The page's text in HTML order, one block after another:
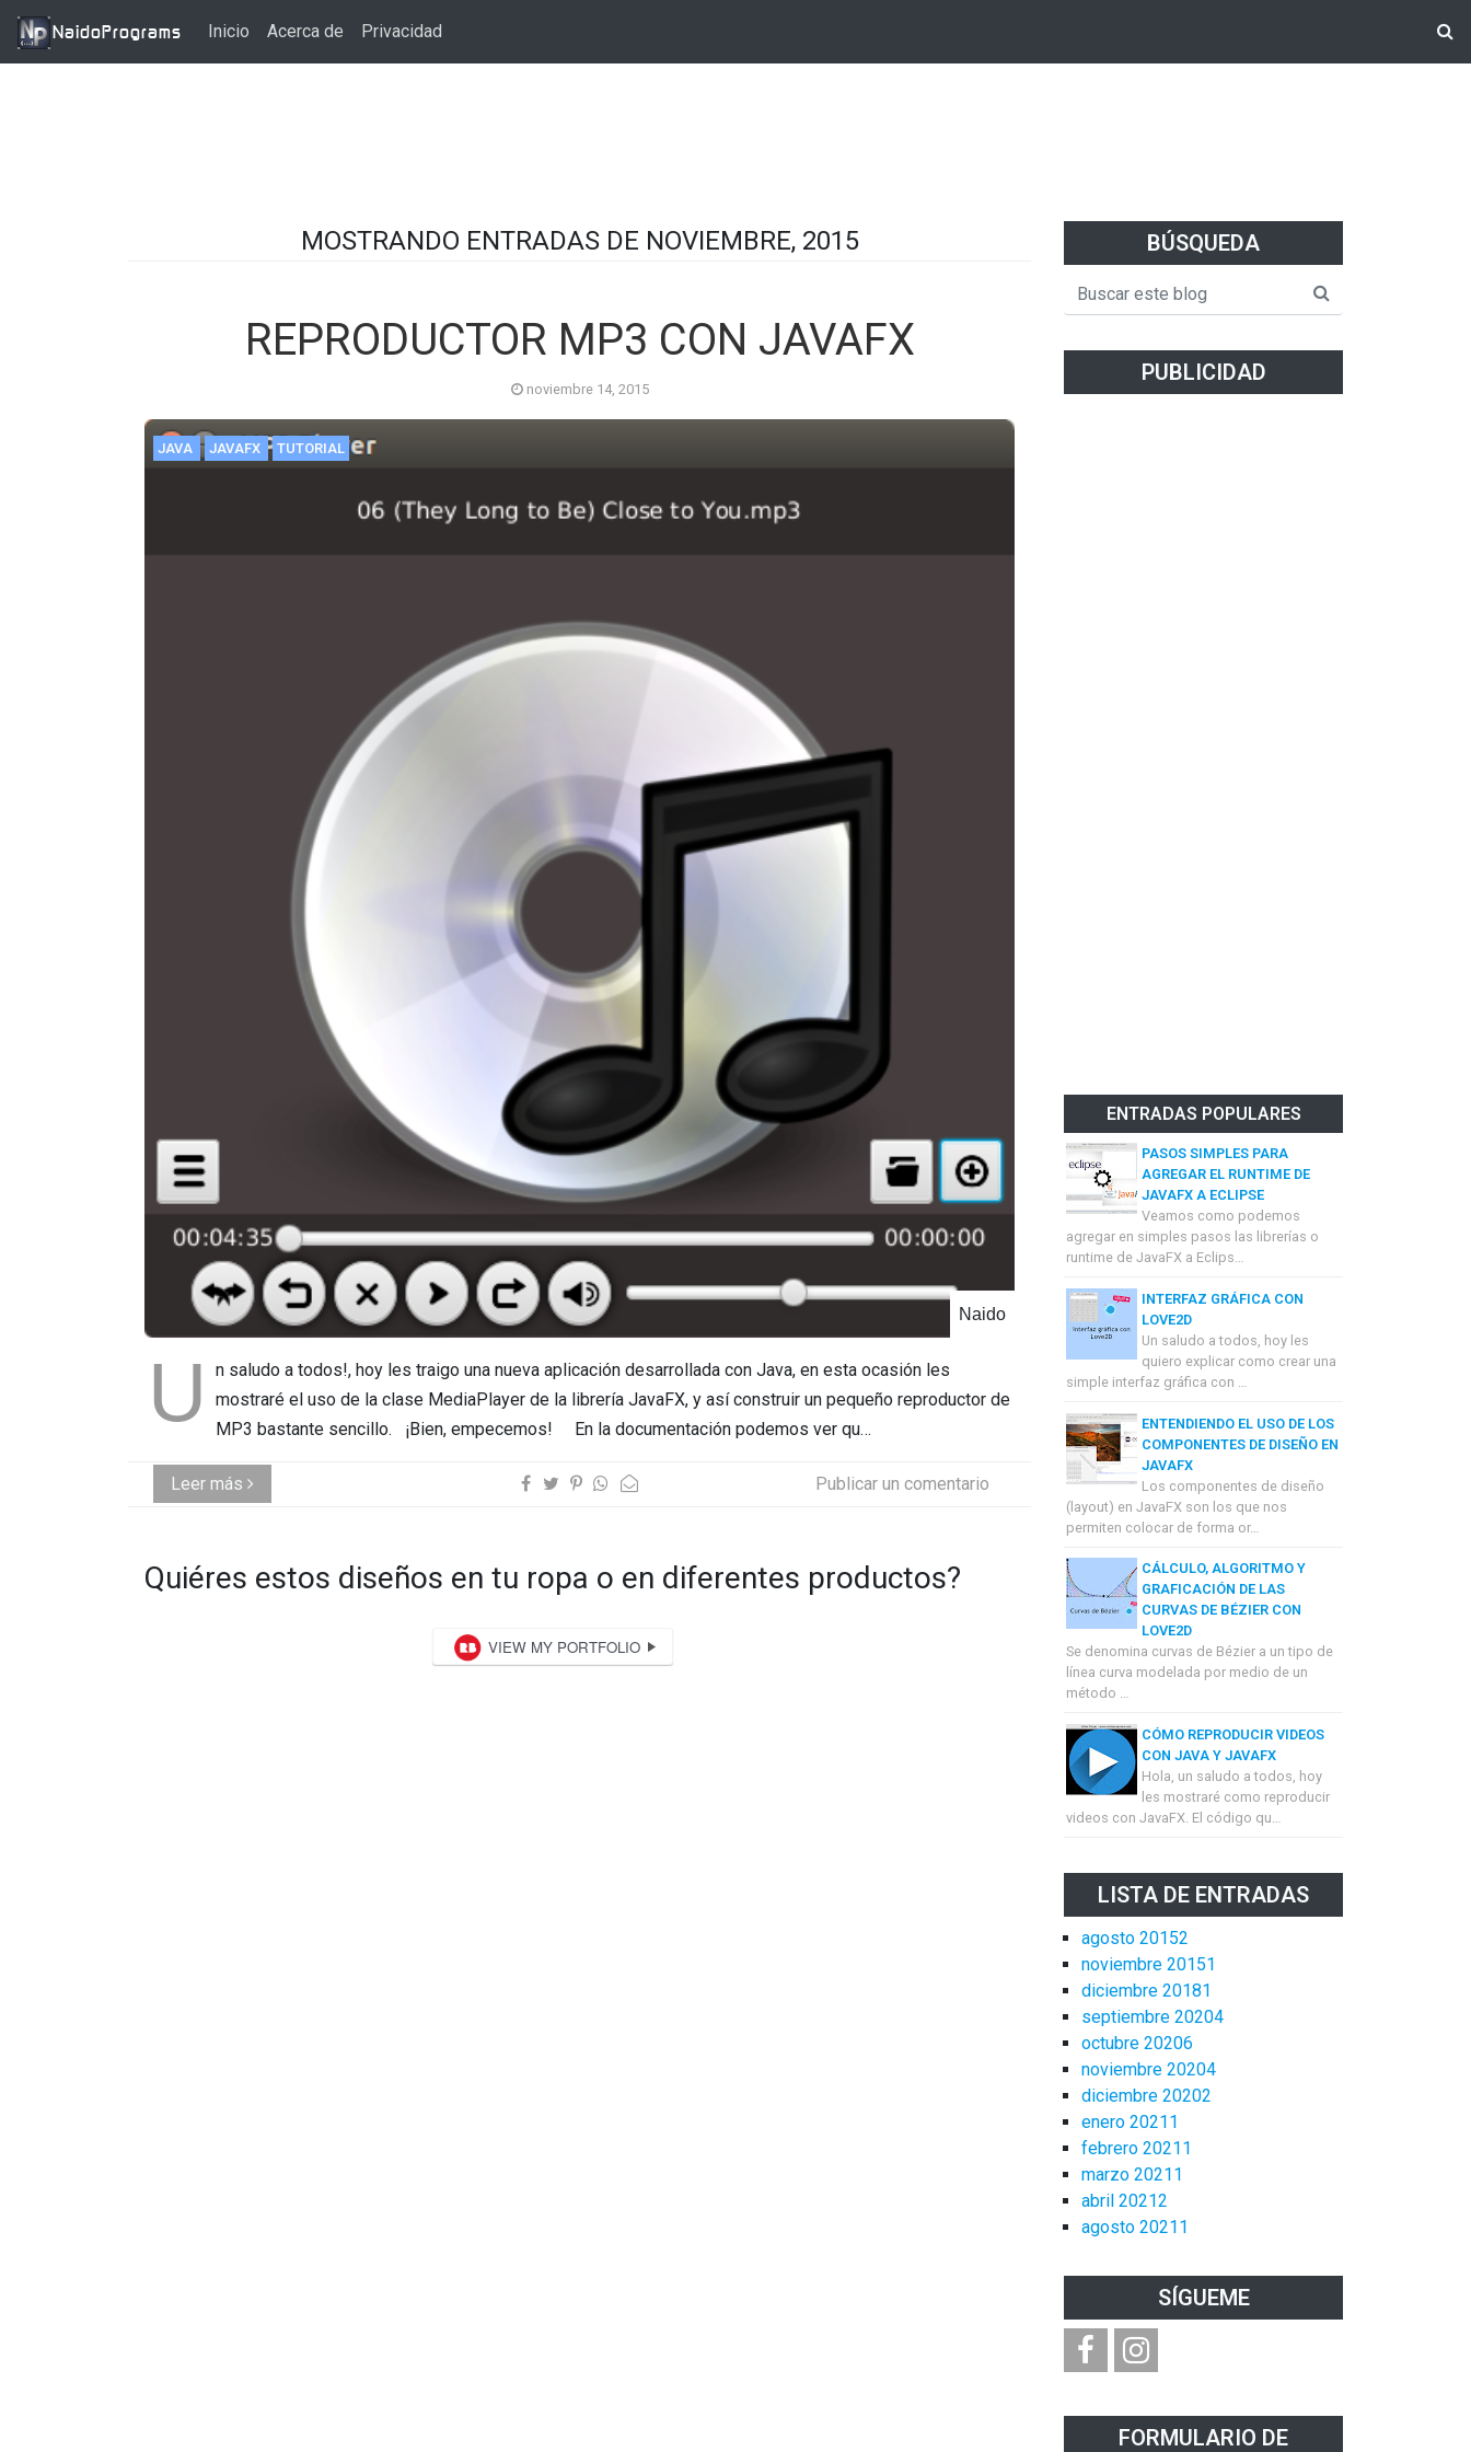
Ir al contenido principal
Inicio
Acerca de Privacidad
MOSTRANDO ENTRADAS DE NOVIEMBRE, 2015
REPRODUCTOR MP3 CON JAVAFX
noviembre 14, 2015
JAVA JAVAFX TUTORIAL
Naido
U
n saludo a todos!, hoy les traigo una nueva aplicación desarrollada con Java, en esta ocasión les
mostraré el uso de la clase MediaPlayer de la librería JavaFX, y así construir un pequeño reproductor de
MP3 bastante sencillo. ¡Bien, empecemos! En la documentación podemos ver qu…
Leer más Publicar un comentario
Quiéres estos diseños en tu ropa o en diferentes productos?
BÚSQUEDA
PUBLICIDAD
ENTRADAS POPULARES
PASOS SIMPLES PARA
AGREGAR EL RUNTIME DE
JAVAFX A ECLIPSE
Veamos como podemos
agregar en simples pasos las librerías o
runtime de JavaFX a Eclips…
INTERFAZ GRÁFICA CON
LOVE2D
Un saludo a todos, hoy les
quiero explicar como crear una
simple interfaz gráfica con …
ENTENDIENDO EL USO DE LOS
COMPONENTES DE DISEÑO EN
JAVAFX
Los componentes de diseño
(layout) en JavaFX son los que nos
permiten colocar de forma or…
CÁLCULO, ALGORITMO Y
GRAFICACIÓN DE LAS
CURVAS DE BÉZIER CON
LOVE2D
Se denomina curvas de Bézier a un tipo de
línea curva modelada por medio de un
método …
CÓMO REPRODUCIR VIDEOS
CON JAVA Y JAVAFX
Hola, un saludo a todos, hoy
les mostraré como reproducir
videos con JavaFX. El código qu…
LISTA DE ENTRADAS
agosto 20152
noviembre 20151
diciembre 20181
septiembre 20204
octubre 20206
noviembre 20204
diciembre 20202
enero 20211
febrero 20211
marzo 20211
abril 20212
agosto 20211
SÍGUEME
FORMULARIO DE